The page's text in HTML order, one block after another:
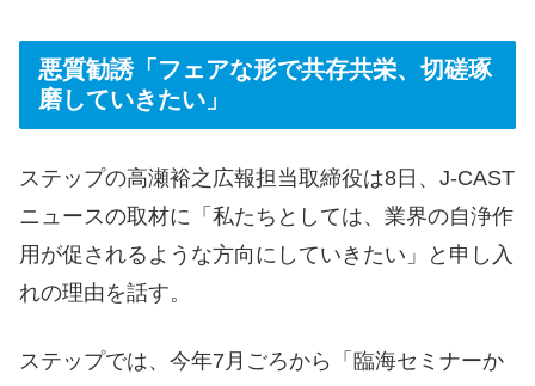
悪質勧誘「フェアな形で共存共栄、切磋琢
磨していきたい」
ステップの高瀬裕之広報担当取締役は8日、J-CAST
ニュースの取材に「私たちとしては、業界の自浄作
用が促されるような方向にしていきたい」と申し入
れの理由を話す。
ステップでは、今年7月ごろから「臨海セミナーか